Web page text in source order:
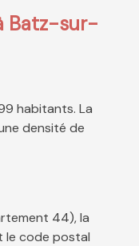
Batz-sur-
habitants. La
densité de
44), la
le code postal